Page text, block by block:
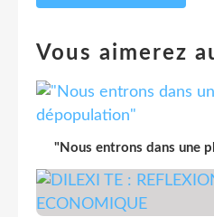
Vous aimerez
"Nous entrons dans une